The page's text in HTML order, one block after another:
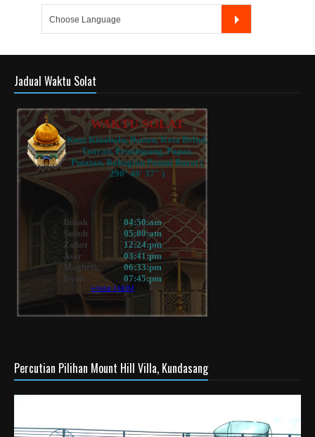
Jadual Waktu Solat
Percutian Pilihan Mount Hill Villa, Kundasang